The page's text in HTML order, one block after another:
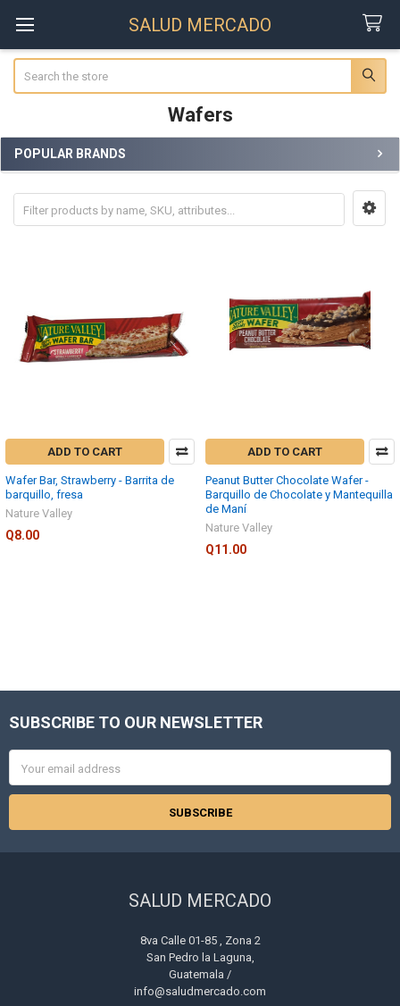
SALUD MERCADO
Wafers
Sidebar
POPULAR BRANDS
ADD TO CART
Wafer Bar, Strawberry - Barrita de
barquillo, fresa
Nature Valley
Q8.00
ADD TO CART
Peanut Butter Chocolate Wafer -
Barquillo de Chocolate y Mantequilla
de Maní
Nature Valley
Q11.00
Footer
SUBSCRIBE TO OUR NEWSLETTER
Address
SALUD MERCADO
8va Calle 01-85 , Zona 2
San Pedro la Laguna,
Guatemala /
info@saludmercado.com